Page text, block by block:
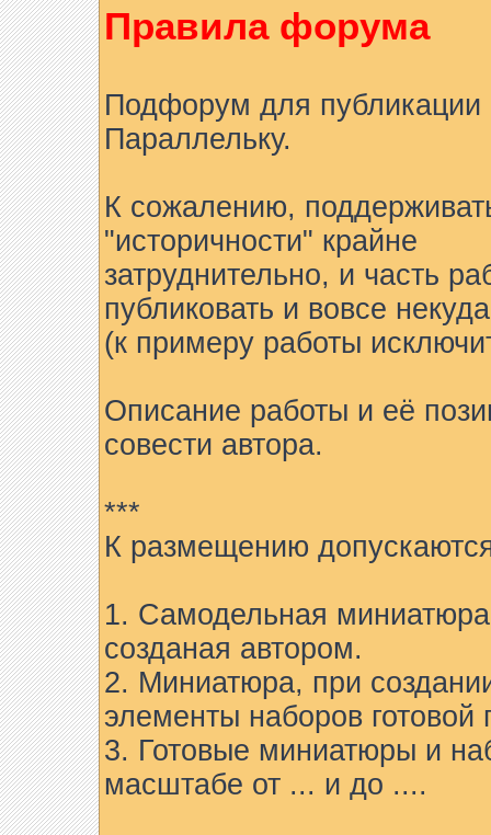
Правила форума
Подфорум для
Параллельку.
К сожалению,
"историчности" крайне
затруднительно, и часть
публиковать и вовсе
(к примеру работы
Описание работы и её
совести автора.
***
К размещению
1. Самодельная
созданая автором.
2. Миниатюра, при
элементы наборов готовой
3. Готовые миниатюры и
масштабе от ... и до ....